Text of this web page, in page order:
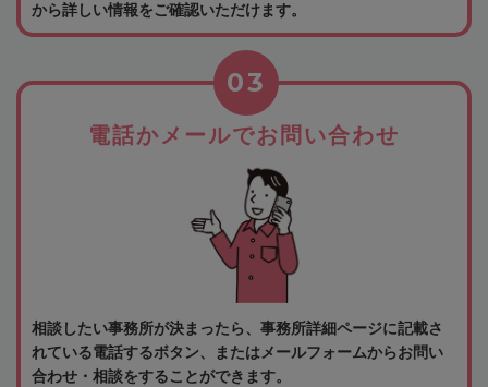
から詳しい情報をご確認いただけます。
電話かメールでお問い合わせ
03
相談したい事務所が決まったら、事務所詳細ページに記載さ
れている電話するボタン、またはメールフォームからお問い
合わせ・相談をすることができます。